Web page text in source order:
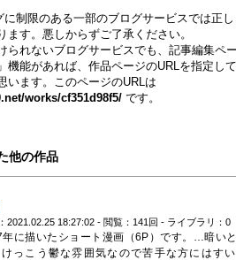
に制限のある一部のブログサービスでは正
ます。悪しからずご了承ください。
られないブログサービスでも、記事編集ペ
機能があれば、作品ページのURLを指定し
います。このページのURLは
works/cf351d98f5/ です。
他の作品
2021.02.25 18:27:02 - 閲覧：141回 - ライブラリ：0
年に描いたショート漫画（6P）です。…暗い
っこう鬱な雰囲気なので苦手な方にはす